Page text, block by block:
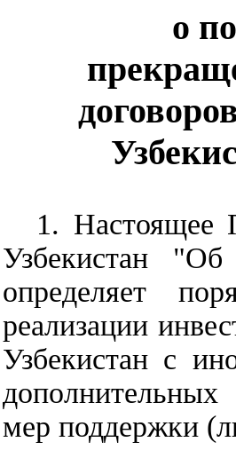
о
1. Настоящее
Узбекистан "Об
определяет
реализации
Узбекистан с
мер поддержки